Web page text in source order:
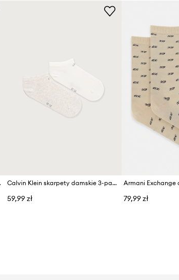
pack Calvin Klein skarpety damskie 3-pack
59,99 zł
Armani Exchange
79,99 zł